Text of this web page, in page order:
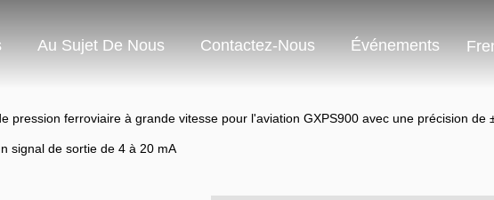
Au Sujet De Nous Contactez-Nous Événements
pression ferroviaire à grande vitesse pour l'aviation GXPS900 avec une précision de
signal de sortie de 4 à 20 mA